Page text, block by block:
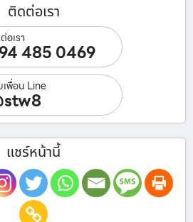
ติดต่อเรา
อเรา
485 0469
เพื่อน Line
แชร์หน้านี้